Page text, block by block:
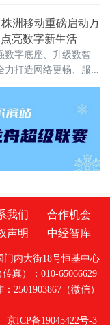
。近日，北京市市场
网络食品销售虚假宣
食品销售全链条，
违法广告、平台及直
线”，严厉查处各类虚
洲移动重磅启动万
亮数字新生活
数字底座、升级数智
力打造网络更畅、服
我们
合作机会
声明 中经智库
内大街18号恒基中心
真）：010-65066629
2501903867（微信）
京ICP备19045422号-3